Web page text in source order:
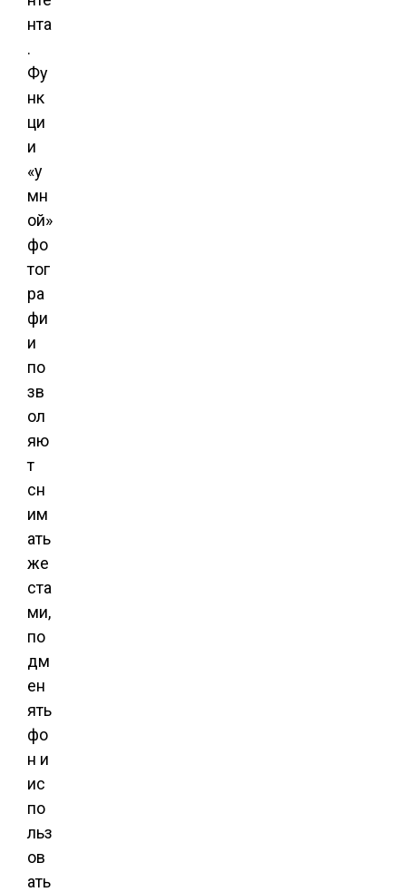
нта
.
Фу
нк
ци
и
«у
мн
ой»
фо
тог
ра
фи
и
по
зв
ол
яю
т
сн
им
ать
же
ста
ми,
по
дм
ен
ять
фо
н и
ис
по
льз
ов
ать